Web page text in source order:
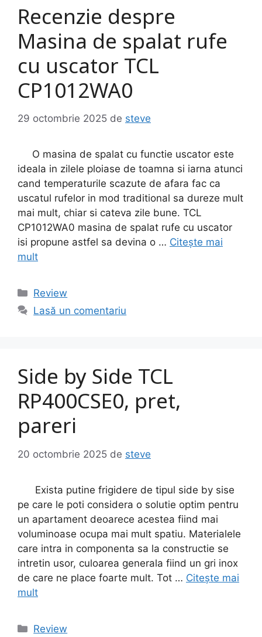
Recenzie despre
Masina de spalat rufe
cu uscator TCL
CP1012WA0
29 octombrie 2025 de steve
O masina de spalat cu functie uscator este
ideala in zilele ploiase de toamna si iarna atunci
cand temperaturile scazute de afara fac ca
uscatul rufelor in mod traditional sa dureze mult
mai mult, chiar si cateva zile bune. TCL
CP1012WA0 masina de spalat rufe cu uscator
isi propune astfel sa devina o … Citește mai
mult
Categorii
Review
Lasă un comentariu
Side by Side TCL
RP400CSE0, pret,
pareri
20 octombrie 2025 de steve
Exista putine frigidere de tipul side by sise
pe care le poti considera o solutie optim pentru
un apartament deoarece acestea fiind mai
voluminoase ocupa mai mult spatiu. Materialele
care intra in componenta sa la constructie se
intretin usor, culoarea generala fiind un gri inox
de care ne place foarte mult. Tot … Citește mai
mult
Categorii
Review